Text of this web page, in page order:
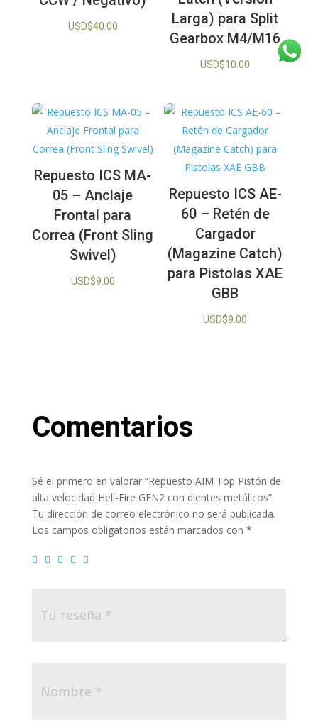
USD$40.00
Larga) para Split
Gearbox M4/M16
USD$10.00
Repuesto ICS MA-
05 – Anclaje
Frontal para
Correa (Front Sling
Swivel)
USD$9.00
Repuesto ICS AE-
60 – Retén de
Cargador
(Magazine Catch)
para Pistolas XAE
GBB
USD$9.00
Comentarios
Sé el primero en valorar “Repuesto AIM Top Pistón de
alta velocidad Hell-Fire GEN2 con dientes metálicos”
Tu dirección de correo electrónico no será publicada.
Los campos obligatorios están marcados con *